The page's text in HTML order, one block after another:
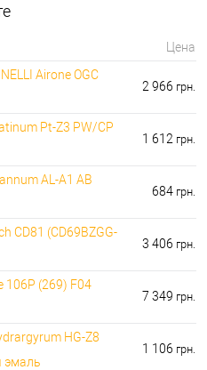
грн. самый дорогой: грн.
Цена
Aironе OGC
2 966 грн.
Pt-Z3 PW/CP
1 612 грн.
AL-A1 AB
684 грн.
CD81 (CD69BZGG-
3 406 грн.
106P (269) F04
7 349 грн.
HG-Z8
эмаль
1 106 грн.